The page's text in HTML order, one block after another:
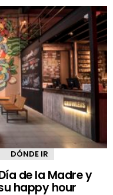
DÓNDE IR
de la Madre y
happy hour